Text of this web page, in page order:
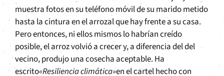
muestra fotos en su teléfono móvil de su marido metido
hasta la cintura en el arrozal que hay frente a su casa.
Pero entonces, ni ellos mismos lo habrían creído
posible, el arroz volvió a crecer y, a diferencia del del
vecino, produjo una cosecha aceptable. Ha
escrito«Resiliencia climática»en el cartel hecho con